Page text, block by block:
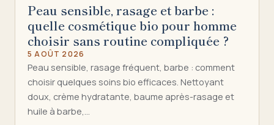
Peau sensible, rasage et barbe :
quelle cosmétique bio pour homme
choisir sans routine compliquée ?
5 AOÛT 2026
Peau sensible, rasage fréquent, barbe : comment
choisir quelques soins bio efficaces. Nettoyant
doux, crème hydratante, baume après-rasage et
huile à barbe,…